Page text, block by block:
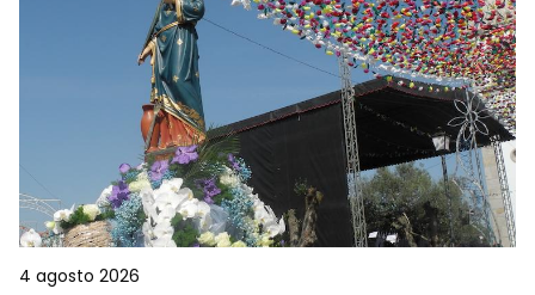
4 agosto 2026